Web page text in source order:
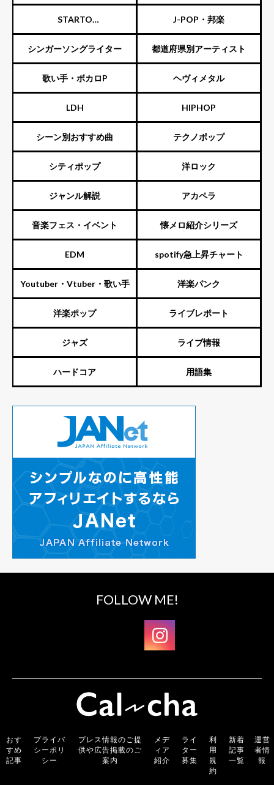
STARTO
ENTERTAINMENT（旧ジャニ
ーズ）
J-POP・邦楽
シンガーソングライター 都道府県別アーティスト
歌い手・ボカロP ヘヴィメタル
LDH HIPHOP
シーン別おすすめ曲 テクノポップ
シティポップ 洋ロック
ジャンル解説 アカペラ
音楽フェス・イベント 懐メロ紹介シリーズ
EDM spotify急上昇チャート
Youtuber・Vtuber・歌い手 洋楽パンク
洋楽ポップ ライブレポート
ジャズ ライブ情報
ハードコア 用語集
FOLLOW ME!
おす
すめ
記事
プライバ
シーポリ
シー
プレス情報のご提
供や広告掲載のご
案内
メデ
ィア
紹介
ライ
ター
募集
利
用
規
約
新着
記事
一覧
運営
者情
報